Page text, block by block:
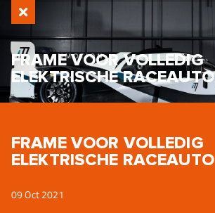
FRAME VOOR VOLLEDIG
ELEKTRISCHE RACEAUTO
FRAME VOOR VOLLEDIG
ELEKTRISCHE RACEAUTO
09 Oct 2021